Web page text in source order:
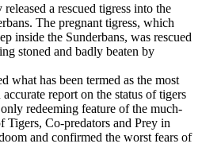
a rescued tigress into the
The pregnant tigress, which
inside the Sunderbans, was rescued
stoned and badly beaten by
what has been termed as the most
report on the status of tigers
redeeming feature of the much-
Tigers, Co-predators and Prey in
and confirmed the worst fears of